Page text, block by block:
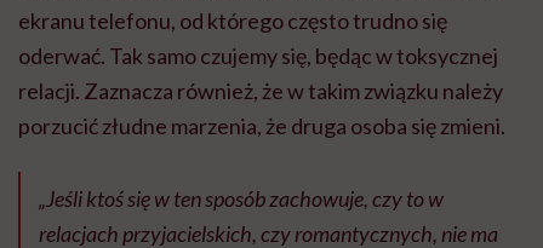
ekranu telefonu, od którego często trudno się
oderwać. Tak samo czujemy się, będąc w toksycznej
relacji. Zaznacza również, że w takim związku należy
porzucić złudne marzenia, że druga osoba się zmieni.
„Jeśli ktoś się w ten sposób zachowuje, czy to w
relacjach przyjacielskich, czy romantycznych, nie ma